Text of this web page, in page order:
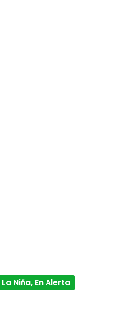
La Niña, En Alerta